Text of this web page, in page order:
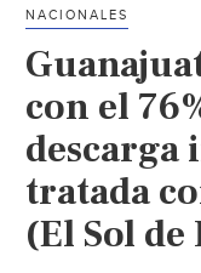
NACIONALES
con el
descarga
tratada
(El Sol de